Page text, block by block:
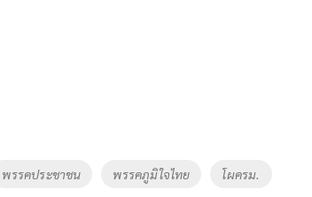
พรรคประชาชน พรรคภูมิใจไทย โผครม.